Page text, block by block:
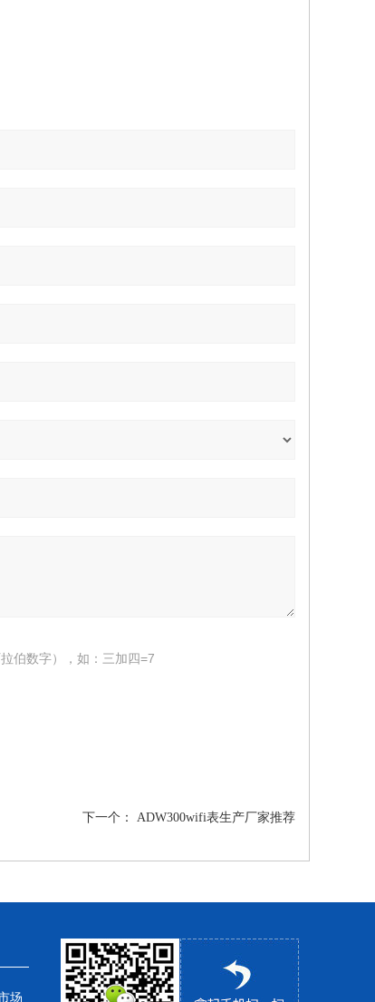
伯数字），如：三加四=7
下一个： ADW300wifi表生产厂家推荐
场